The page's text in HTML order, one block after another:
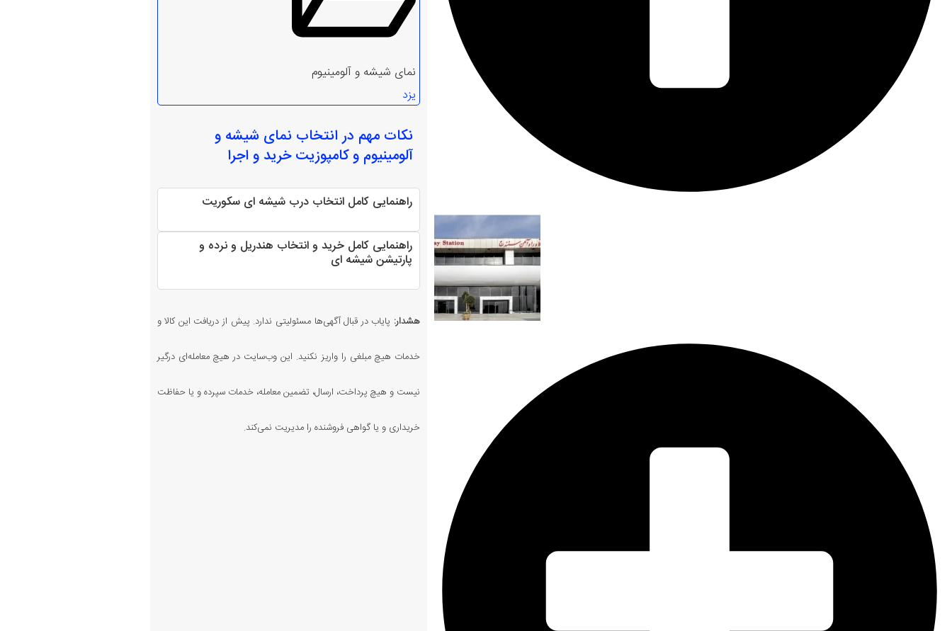
نمای شیشه و آلومینیوم
یزد
نکات مهم در انتخاب نمای شیشه و
آلومینیوم و کامپوزیت خرید و اجرا
راهنمایی کامل انتخاب درب شیشه ای سکوریت
راهنمایی کامل خرید و انتخاب هندریل و نرده و
پارتیشن شیشه ای
هشدار: پایاب در قبال آگهی‌ها مسئولیتی ندارد. پیش از دریافت این کالا و
خدمات هیچ مبلغی را واریز نکنید. این وب‌سایت در هیچ معامله‌ای درگیر
نیست و هیچ پرداخت، ارسال، تضمین معامله، خدمات سپرده و یا حفاظت
خریداری و یا گواهی فروشنده را مدیریت نمی‌کند.